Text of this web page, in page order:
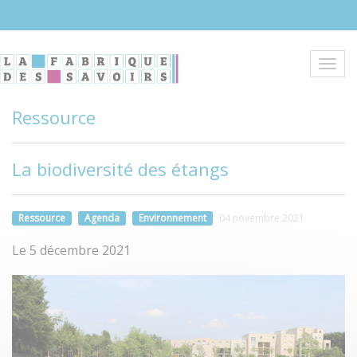
principal
Ressource
La biodiversité des étangs
Ressource Agenda Environnement 04 novembre 2021
Le 5 décembre 2021